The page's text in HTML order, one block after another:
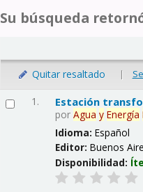
Su búsqueda
Quitar resaltado |
1. Estación
porAgua y Energía
Idioma:Español
Editor:Buenos
Disponibilidad: